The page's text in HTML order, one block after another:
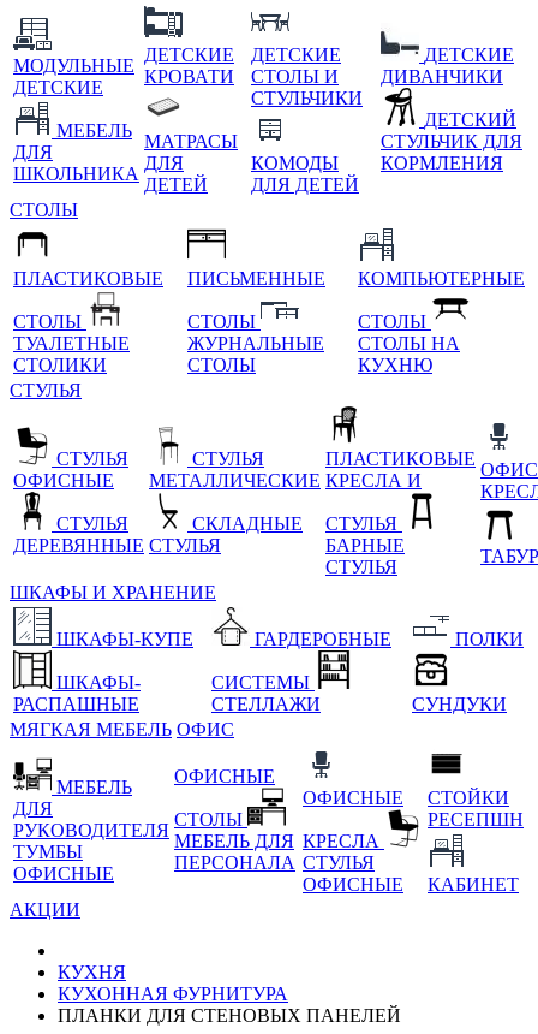
МОДУЛЬНЫЕ
ДЕТСКИЕ
МЕБЕЛЬ
ДЛЯ
ШКОЛЬНИКА
ДЕТСКИЕ
КРОВАТИ
МАТРАСЫ
ДЛЯ
ДЕТЕЙ
ДЕТСКИЕ
СТОЛЫ И
СТУЛЬЧИКИ
КОМОДЫ
ДЛЯ ДЕТЕЙ
ДЕТСКИЕ
ДИВАНЧИКИ
ДЕТСКИЙ
СТУЛЬЧИК ДЛЯ
КОРМЛЕНИЯ
СТОЛЫ
ПЛАСТИКОВЫЕ
СТОЛЫ
ТУАЛЕТНЫЕ
СТОЛИКИ
ПИСЬМЕННЫЕ
СТОЛЫ
ЖУРНАЛЬНЫЕ
СТОЛЫ
КОМПЬЮТЕРНЫЕ
СТОЛЫ
СТОЛЫ НА
КУХНЮ
СТУЛЬЯ
СТУЛЬЯ
ОФИСНЫЕ
СТУЛЬЯ
ДЕРЕВЯННЫЕ
СТУЛЬЯ
МЕТАЛЛИЧЕСКИЕ
СКЛАДНЫЕ
СТУЛЬЯ
ПЛАСТИКОВЫЕ
КРЕСЛА И
СТУЛЬЯ
БАРНЫЕ
СТУЛЬЯ
ШКАФЫ И ХРАНЕНИЕ
ШКАФЫ-КУПЕ
ШКАФЫ-
РАСПАШНЫЕ
ГАРДЕРОБНЫЕ
СИСТЕМЫ
СТЕЛЛАЖИ
ПОЛКИ
СУНДУКИ
МЯГКАЯ МЕБЕЛЬ ОФИС
МЕБЕЛЬ
ДЛЯ
РУКОВОДИТЕЛЯ
ТУМБЫ
ОФИСНЫЕ
ОФИСНЫЕ
СТОЛЫ
МЕБЕЛЬ ДЛЯ
ПЕРСОНАЛА
ОФИСНЫЕ
КРЕСЛА
СТУЛЬЯ
ОФИСНЫЕ
СТОЙКИ
РЕСЕПШН
КАБИНЕТ
АКЦИИ
КУХНЯ
КУХОННАЯ ФУРНИТУРА
ПЛАНКИ ДЛЯ СТЕНОВЫХ ПАНЕЛЕЙ